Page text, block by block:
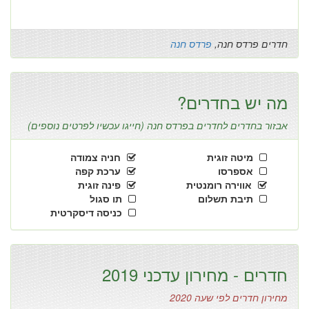
חדרים פרדס חנה,פרדס חנה
מה יש בחדרים?
אבזור בחדרים לחדרים בפרדס חנה (חייגו עכשיו לפרטים נוספים)
חניה צמודה
מיטה זוגית
ערכת קפה
אספרסו
פינה זוגית
אווירה רומנטית
תו סגול
תיבת תשלום
כניסה דיסקרטית
חדרים - מחירון עדכני 2019
מחירון חדרים לפי שעה 2020